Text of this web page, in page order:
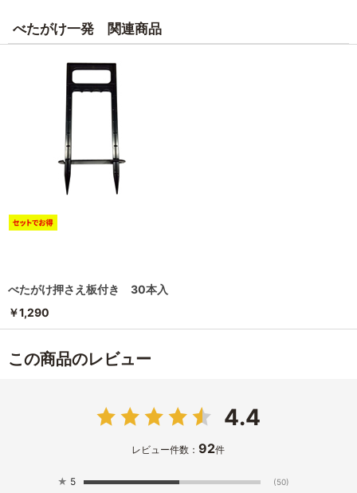
べたがけ一発 関連商品
べたがけ押さえ板付き 30本入
￥1,290
この商品のレビュー
4.4
レビュー件数：92件
★ 5 (50)